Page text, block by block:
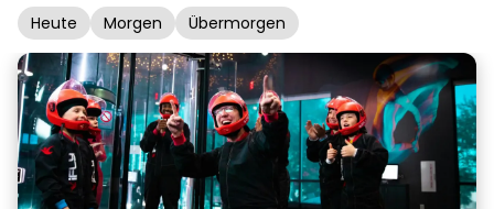
Heute Morgen Übermorgen